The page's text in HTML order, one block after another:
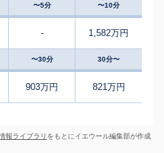
〜5分 〜10分
- 1,582万円
〜30分 30分〜
903万円 821万円
報ライブラリ をもとにイエウール編集部が作成